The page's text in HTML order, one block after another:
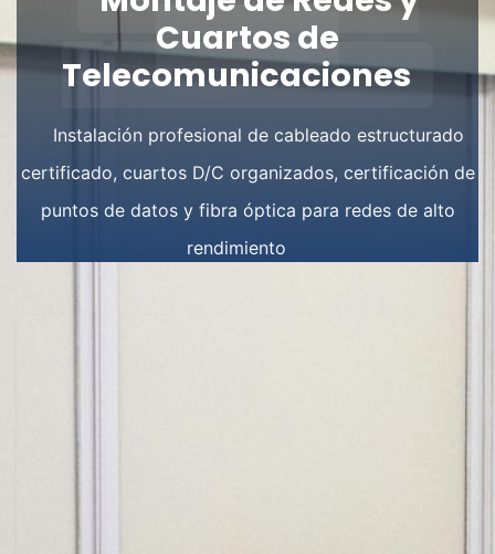
Cuartos de
Telecomunicaciones
Instalación profesional de cableado estructurado
certificado, cuartos D/C organizados, certificación de
puntos de datos y fibra óptica para redes de alto
rendimiento